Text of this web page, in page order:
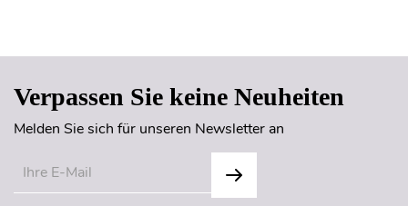
Verpassen Sie keine Neuheiten
Melden Sie sich für unseren Newsletter an